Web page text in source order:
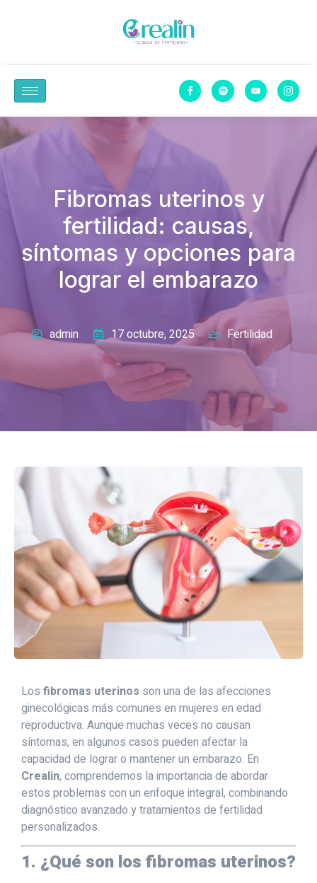
Fibromas uterinos y
fertilidad: causas,
síntomas y opciones para
lograr el embarazo
admin 17 octubre, 2025 Fertilidad
Los fibromas uterinos son una de las afecciones
ginecológicas más comunes en mujeres en edad
reproductiva. Aunque muchas veces no causan
síntomas, en algunos casos pueden afectar la
capacidad de lograr o mantener un embarazo. En
Crealin, comprendemos la importancia de abordar
estos problemas con un enfoque integral, combinando
diagnóstico avanzado y tratamientos de fertilidad
personalizados.
1. ¿Qué son los fibromas uterinos?